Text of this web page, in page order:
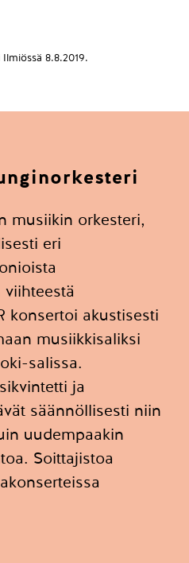
8.8.2019.
musiikin orkesteri,
eri
konsertoi akustisesti
musiikkisaliksi
salissa.
ja
säännöllisesti niin
uudempaakin
Soittajistoa